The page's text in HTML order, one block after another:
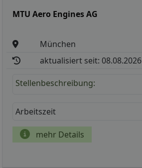
MTU Aero Engines AG
München
aktualisiert seit: 08.08.2026
Stellenbeschreibung:
Arbeitszeit
mehr Details